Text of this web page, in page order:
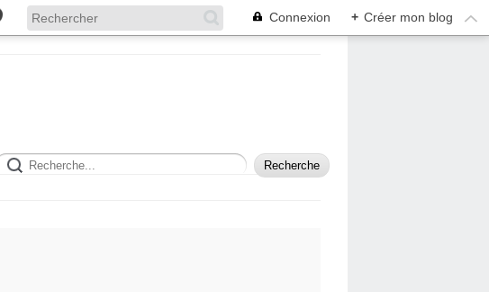
Connexion + Créer mon blog